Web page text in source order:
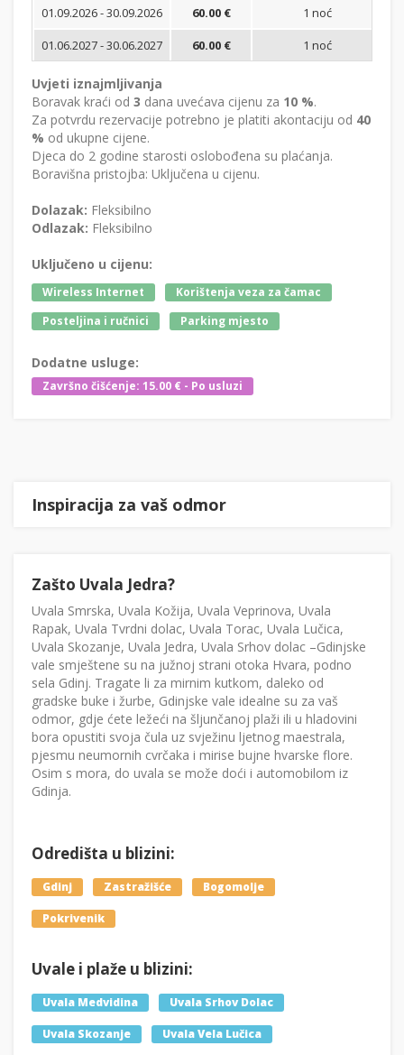
01.09.2026 - 30.09.2026
60.00 € 1 noć
01.06.2027 - 30.06.2027
60.00 € 1 noć
Uvjeti iznajmljivanja
Boravak kraći od 3 dana uvećava cijenu za 10 %.
Za potvrdu rezervacije potrebno je platiti akontaciju od 40
% od ukupne cijene.
Djeca do 2 godine starosti oslobođena su plaćanja.
Boravišna pristojba: Uključena u cijenu.
Dolazak: Fleksibilno
Odlazak: Fleksibilno
Uključeno u cijenu:
Wireless Internet
Korištenja veza za čamac
Posteljina i ručnici
Parking mjesto
Dodatne usluge:
Završno čišćenje: 15.00 € - Po usluzi
Inspiracija za vaš odmor
Zašto Uvala Jedra?
Uvala Smrska, Uvala Kožija, Uvala Veprinova, Uvala
Rapak, Uvala Tvrdni dolac, Uvala Torac, Uvala Lučica,
Uvala Skozanje, Uvala Jedra, Uvala Srhov dolac –Gdinjske
vale smještene su na južnoj strani otoka Hvara, podno
sela Gdinj. Tragate li za mirnim kutkom, daleko od
gradske buke i žurbe, Gdinjske vale idealne su za vaš
odmor, gdje ćete ležeći na šljunčanoj plaži ili u hladovini
bora opustiti svoja čula uz svježinu ljetnog maestrala,
pjesmu neumornih cvrčaka i mirise bujne hvarske flore.
Osim s mora, do uvala se može doći i automobilom iz
Gdinja.
Odredišta u blizini:
Gdinj Zastražišće Bogomolje
Pokrivenik
Uvale i plaže u blizini:
Uvala Medvidina Uvala Srhov Dolac
Uvala Skozanje Uvala Vela Lučica